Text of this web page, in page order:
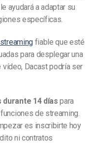
ayudará a adaptar su
específicas.
fiable que esté
para desplegar una
Dacast podría ser
14 días para
de streaming.
es inscribirte hoy
ni contratos